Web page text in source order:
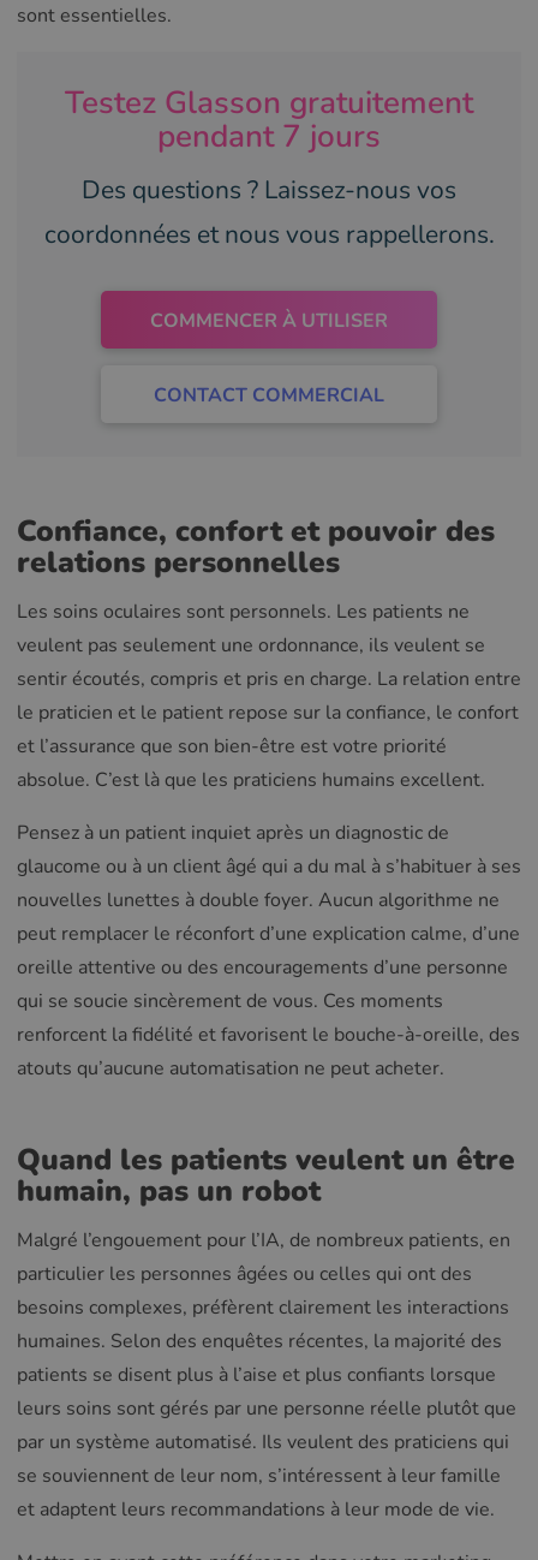
sont essentielles.
Testez Glasson gratuitement
pendant 7 jours
Des questions ? Laissez-nous vos
coordonnées et nous vous rappellerons.
COMMENCER À UTILISER
CONTACT COMMERCIAL
Confiance, confort et pouvoir des
relations personnelles
Les soins oculaires sont personnels. Les patients ne
veulent pas seulement une ordonnance, ils veulent se
sentir écoutés, compris et pris en charge. La relation entre
le praticien et le patient repose sur la confiance, le confort
et l’assurance que son bien-être est votre priorité
absolue. C’est là que les praticiens humains excellent.
Pensez à un patient inquiet après un diagnostic de
glaucome ou à un client âgé qui a du mal à s’habituer à ses
nouvelles lunettes à double foyer. Aucun algorithme ne
peut remplacer le réconfort d’une explication calme, d’une
oreille attentive ou des encouragements d’une personne
qui se soucie sincèrement de vous. Ces moments
renforcent la fidélité et favorisent le bouche-à-oreille, des
atouts qu’aucune automatisation ne peut acheter.
Quand les patients veulent un être
humain, pas un robot
Malgré l’engouement pour l’IA, de nombreux patients, en
particulier les personnes âgées ou celles qui ont des
besoins complexes, préfèrent clairement les interactions
humaines. Selon des enquêtes récentes, la majorité des
patients se disent plus à l’aise et plus confiants lorsque
leurs soins sont gérés par une personne réelle plutôt que
par un système automatisé. Ils veulent des praticiens qui
se souviennent de leur nom, s’intéressent à leur famille
et adaptent leurs recommandations à leur mode de vie.